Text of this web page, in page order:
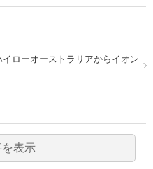
ローオーストラリアからイオン
表示